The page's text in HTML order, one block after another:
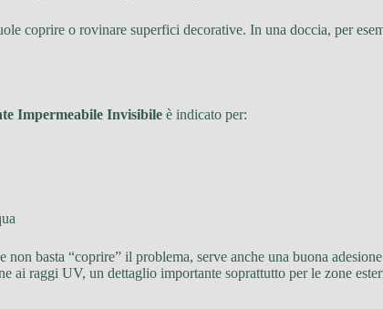
coprire o rovinare superfici decorative. In una doccia, per
Impermeabile Invisibile è indicato per:
basta “coprire” il problema, serve anche una buona
ai raggi UV, un dettaglio importante soprattutto per le zone